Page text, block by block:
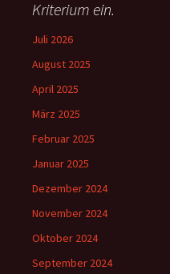
Kriterium ein.
Juli 2026
August 2025
April 2025
März 2025
Februar 2025
Januar 2025
Dezember 2024
November 2024
Oktober 2024
September 2024